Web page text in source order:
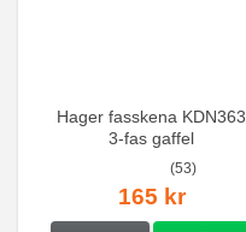
Hager fasskena KDN363
3-fas gaffel
(53)
165 kr